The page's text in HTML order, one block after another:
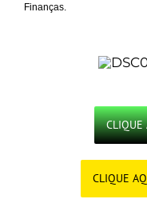
Finanças.
CLIQUE
CLIQUE